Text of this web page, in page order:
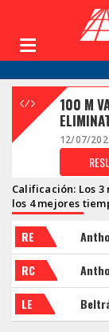
100 M
12/07/
Calificación: Los
los 4 mejores
RE
RC
LE